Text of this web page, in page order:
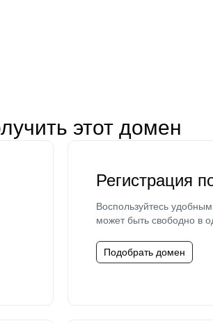
этот домен
Регистрация
Воспользуйтесь
может быть свободно в
Подобрать домен